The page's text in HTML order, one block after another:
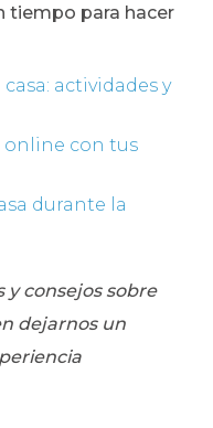
tiempo para hacer
actividades y
online con tus
durante la
y consejos sobre
dejarnos un